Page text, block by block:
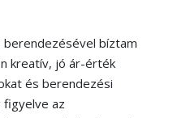
berendezésével bíztam
kreatív, jó ár-érték
és berendezési
az